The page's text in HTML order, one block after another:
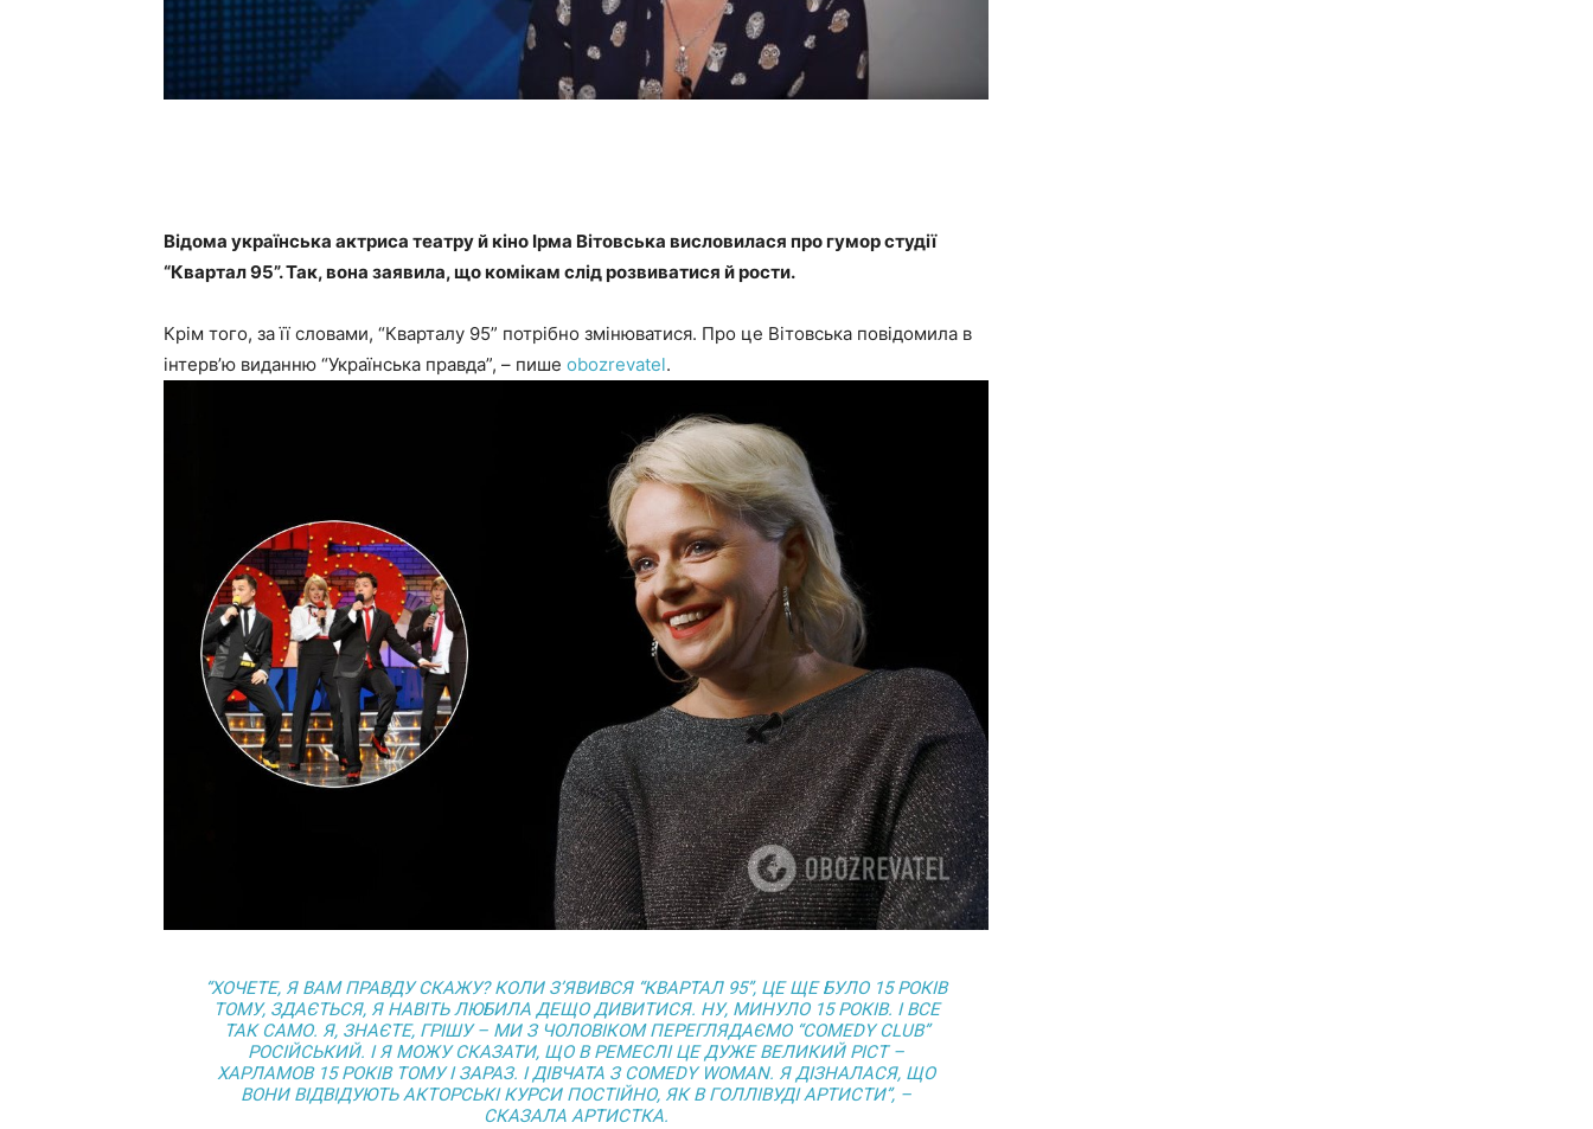
Відома українська актриса театру й кіно Ірма Вітовська висловилася про гумор студії
“Квартал 95”. Так, вона заявила, що комікам слід розвиватися й рости.
Крім того, за її словами, “Кварталу 95” потрібно змінюватися. Про це Вітовська повідомила в
інтерв’ю виданню “Українська правда”, – пише obozrevatel.
“ХОЧЕТЕ, Я ВАМ ПРАВДУ СКАЖУ? КОЛИ З’ЯВИВСЯ “КВАРТАЛ 95”, ЦЕ ЩЕ БУЛО 15 РОКІВ
ТОМУ, ЗДАЄТЬСЯ, Я НАВІТЬ ЛЮБИЛА ДЕЩО ДИВИТИСЯ. НУ, МИНУЛО 15 РОКІВ. І ВСЕ
ТАК САМО. Я, ЗНАЄТЕ, ГРІШУ – МИ З ЧОЛОВІКОМ ПЕРЕГЛЯДАЄМО “COMEDY CLUB”
РОСІЙСЬКИЙ. І Я МОЖУ СКАЗАТИ, ЩО В РЕМЕСЛІ ЦЕ ДУЖЕ ВЕЛИКИЙ РІСТ –
ХАРЛАМОВ 15 РОКІВ ТОМУ І ЗАРАЗ. І ДІВЧАТА З COMEDY WOMAN. Я ДІЗНАЛАСЯ, ЩО
ВОНИ ВІДВІДУЮТЬ АКТОРСЬКІ КУРСИ ПОСТІЙНО, ЯК В ГОЛЛІВУДІ АРТИСТИ”, –
СКАЗАЛА АРТИСТКА.